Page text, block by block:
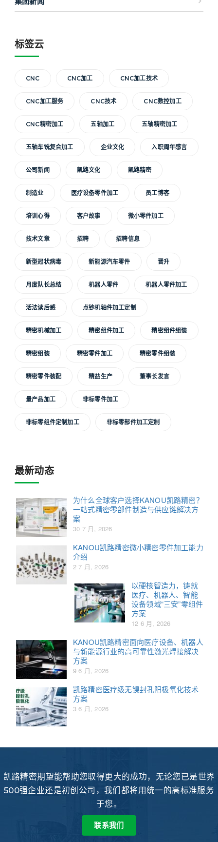
标签云
CNC CNC加工 CNC加工技术
CNC加工服务 CNC技术 CNC数控加工
CNC精密加工 五轴加工 五轴精密加工
五轴车铣复合加工 企业文化 入职周年感言
公司新闻 凯路文化 凯路精密
制造业 医疗设备零件加工 员工博客
培训心得 客户故事 微小零件加工
技术文章 招聘 招聘信息
新型冠状病毒 新能源汽车零件 晋升
月度队长总结 机器人零件 机器人零件加工
活法读后感 点钞机轴件加工定制
精密机械加工 精密组件加工 精密组件组装
精密组装 精密零件加工 精密零件组装
精密零件装配 精益生产 董事长发言
量产品加工 非标零件加工
非标零组件定制加工 非标零部件加工定制
最新动态
为什么全球客户选择KANOU凯路精密？
一站式精密零部件制造与供应链解决方
案
30 7 月, 2026
KANOU凯路精密微小精密零件加工能力
介绍
2 7 月, 2026
以硬核智造力，铸就
医疗、机器人、智能
设备领域“三安”零组件
方案
12 6 月, 2026
KANOU凯路精密面向医疗设备、机器人
与新能源行业的高可靠性激光焊接解决
方案
9 6 月, 2026
凯路精密医疗级无镍封孔阳极氧化技术
方案
3 6 月, 2026
凯路精密期望能帮助您取得更大的成功，无论您已是世界
500强企业还是初创公司，我们都将用统一的高标准服务
于您。
联系我们